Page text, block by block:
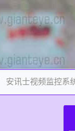
安讯士视频监控系